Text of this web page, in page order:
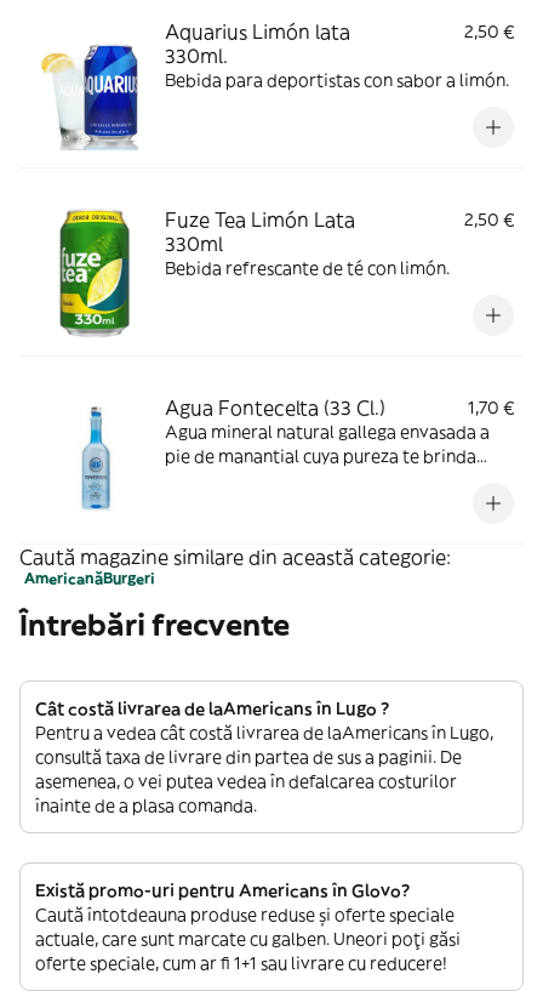
Aquarius Limón lata
330ml.
2,50 €
Bebida para deportistas con sabor a limón.
Fuze Tea Limón Lata
330ml
2,50 €
Bebida refrescante de té con limón.
Agua Fontecelta (33 Cl.)
1,70 €
Agua mineral natural gallega envasada a
pie de manantial cuya pureza te brinda
Caută magazine similare din această categorie:
AmericanăBurgeri
Întrebări frecvente
Cât costă livrarea de laAmericans în Lugo ?
Pentru a vedea cât costă livrarea de laAmericans în Lugo,
consultă taxa de livrare din partea de sus a paginii. De
asemenea, o vei putea vedea în defalcarea costurilor
înainte de a plasa comanda.
Există promo-uri pentru Americans în Glovo?
Caută întotdeauna produse reduse și oferte speciale
actuale, care sunt marcate cu galben. Uneori poți găsi
oferte speciale, cum ar fi 1+1 sau livrare cu reducere!